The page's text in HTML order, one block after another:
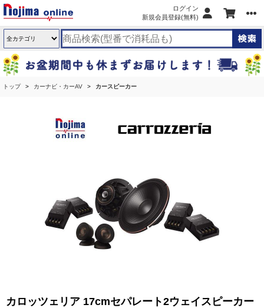
ログイン
新規会員登録(無料)
トップ カーナビ・カーAV カースピーカー
カロッツェリア 17cmセパレート2ウェイスピーカー